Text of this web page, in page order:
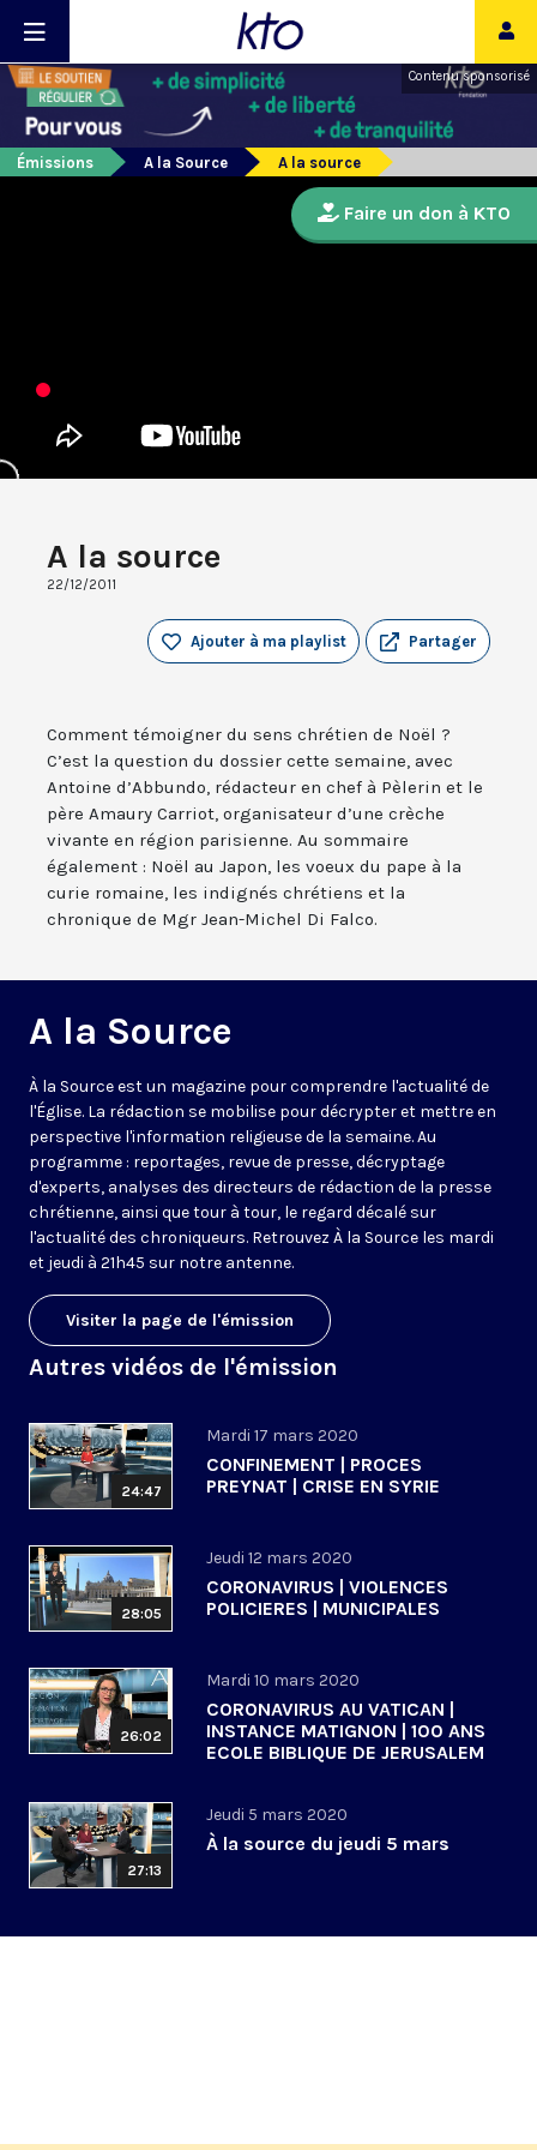
Contenu sponsorisé
Émissions A la Source A la source
A la source
22/12/2011
Partager
Ajouter à ma playlist
Comment témoigner du sens chrétien de Noël ?
C’est la question du dossier cette semaine, avec
Antoine d’Abbundo, rédacteur en chef à Pèlerin et le
père Amaury Carriot, organisateur d’une crèche
vivante en région parisienne. Au sommaire
également : Noël au Japon, les voeux du pape à la
curie romaine, les indignés chrétiens et la
chronique de Mgr Jean-Michel Di Falco.
A la Source
À la Source est un magazine pour comprendre l'actualité de
l'Église. La rédaction se mobilise pour décrypter et mettre en
perspective l'information religieuse de la semaine. Au
programme : reportages, revue de presse, décryptage
d'experts, analyses des directeurs de rédaction de la presse
chrétienne, ainsi que tour à tour, le regard décalé sur
l'actualité des chroniqueurs. Retrouvez À la Source les mardi
et jeudi à 21h45 sur notre antenne.
Visiter la page de l'émission
Autres vidéos de l'émission
24:47
Mardi 17 mars 2020
CONFINEMENT | PROCES
PREYNAT | CRISE EN SYRIE
28:05
Jeudi 12 mars 2020
CORONAVIRUS | VIOLENCES
POLICIERES | MUNICIPALES
26:02
Mardi 10 mars 2020
CORONAVIRUS AU VATICAN |
INSTANCE MATIGNON | 100 ANS
ECOLE BIBLIQUE DE JERUSALEM
27:13
Jeudi 5 mars 2020
À la source du jeudi 5 mars
Faire un don à KTO